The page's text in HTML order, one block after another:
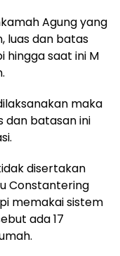
Agung yang
luas dan batas
saat ini M
maka
dan batasan ini
disertakan
Constantering
memakai sistem
ada 17